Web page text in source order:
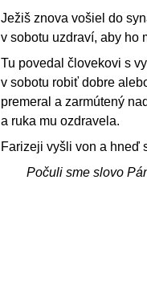
Ježiš znova vošiel do
v sobotu uzdraví, aby ho
Tu povedal človekovi s
v sobotu robiť dobre
premeral a zarmútený
a ruka mu ozdravela.
Farizeji vyšli von a hneď
Počuli sme slovo